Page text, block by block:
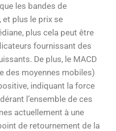
les bandes de
plus le prix se
plus cela peut être
fournissant des
De plus, le MACD
des moyennes mobiles)
indiquant la force
l’ensemble de ces
actuellement à une
de retournement de la